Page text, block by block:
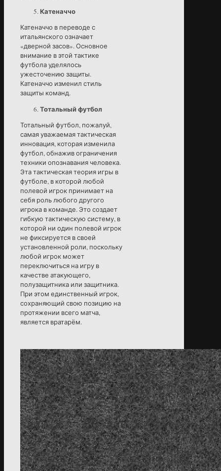
Катеначчо
Катеначчо в переводе с
итальянского означает
«дверной засов». Основное
внимание в этой тактике
футбола уделялось
ужесточению защиты.
Катеначчо изменил стиль
защиты команд.
Тотальный футбол
Тотальный футбол, пожалуй,
самая уважаемая тактическая
инновация, которая изменила
футбол, обнажив ограничения
техники опознавания человека.
Эта тактическая теория игры в
футболе, в которой любой
полевой игрок принимает на
себя роль любого другого
игрока в команде. Это создает
гибкую тактическую систему, в
которой ни один полевой игрок
не фиксируется в своей
установленной роли, поскольку
любой игрок может
переключиться на игру в
качестве атакующего,
полузащитника или защитника.
При этом единственный игрок,
сохраняющий свою позицию на
протяжении всего матча,
является вратарём.